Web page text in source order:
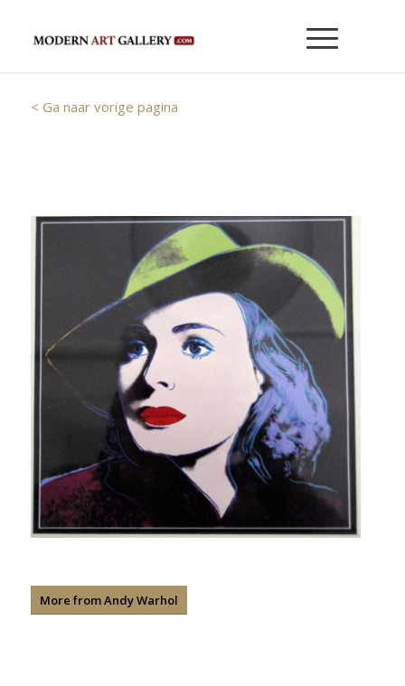
< Ga naar vorige pagina
More from Andy Warhol